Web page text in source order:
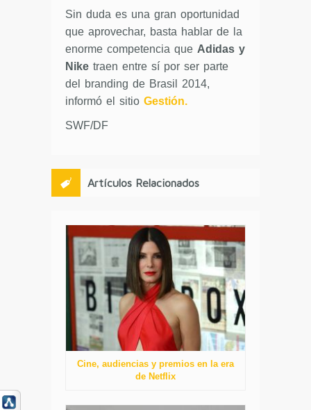
Sin duda es una gran oportunidad
que aprovechar, basta hablar de la
enorme competencia que Adidas y
Nike traen entre sí por ser parte
del branding de Brasil 2014,
informó el sitio Gestión.
SWF/DF
Artículos Relacionados
Cine, audiencias y premios en la era
de Netflix